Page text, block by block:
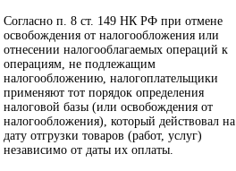
Согласно п. 8 ст. 149 НК РФ при отмене
освобождения от налогообложения или
отнесении налогооблагаемых операций к
операциям, не подлежащим
налогообложению, налогоплательщики
применяют тот порядок определения
налоговой базы (или освобождения от
налогообложения), который действовал на
дату отгрузки товаров (работ, услуг)
независимо от даты их оплаты.